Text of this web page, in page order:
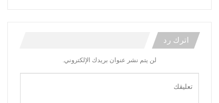
اترك رد
لن يتم نشر عنوان بريدك الإلكتروني.